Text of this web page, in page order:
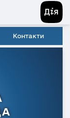
Контакти